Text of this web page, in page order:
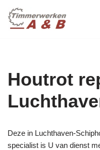
Ga
Houtrot
Deze in Luchthaven-
specialist is U van dienst